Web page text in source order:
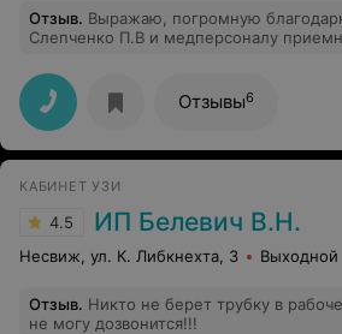
Отзыв. Выражаю, погромную
Слепченко П.В и медперсоналу
слаженно оказали медицинскую
ребенку 24.07.2025 18.30! Благодарю
крепкого здоровья, благополучия,
всех Благ!
Отзывы6
КАБИНЕТ УЗИ
4.5 ИП Белевич В.Н.
Несвиж, ул. К. Либкнехта, 3 Выходной
Отзыв. Никто не берет трубку в рабочее
не могу дозвонится!!!